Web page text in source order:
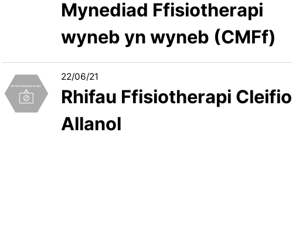
Mynediad Ffisiotherapi
wyneb yn wyneb (CMFf)
22/06/21
Rhifau Ffisiotherapi
Allanol